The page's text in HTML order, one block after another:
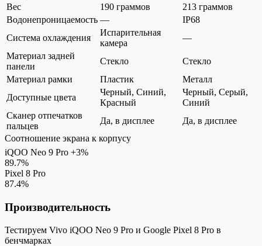
Вес
190 граммов
213 граммов
Водонепроницаемость —
IP68
Система охлаждения
Испарительная
камера
—
Материал задней
панели
Стекло
Стекло
Материал рамки
Пластик
Металл
Доступные цвета
Черный, Синий,
Красный
Черный, Серый,
Синий
Сканер отпечатков
пальцев
Да, в дисплее
Да, в дисплее
Соотношение экрана к корпусу
iQOO Neo 9 Pro +3%
89.7%
Pixel 8 Pro
87.4%
Производительность
Тестируем Vivo iQOO Neo 9 Pro и Google Pixel 8 Pro в
бенчмарках